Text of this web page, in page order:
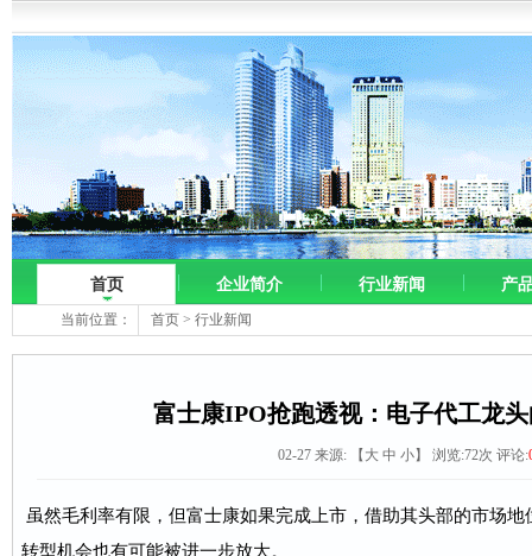
首页 企业简介 行业新闻 产
当前位置： 首页 > 行业新闻
富士康IPO抢跑透视：电子代工龙
02-27 来源: 【 大 中 小】 浏览:72次 评论:
虽然毛利率有限，但富士康如果完成上市，借助其头部的市场
转型机会也有可能被进一步放大。